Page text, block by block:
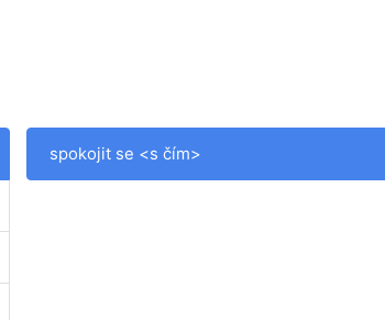
spokojit se <s čím>